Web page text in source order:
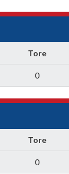
Tore
0
Tore
0